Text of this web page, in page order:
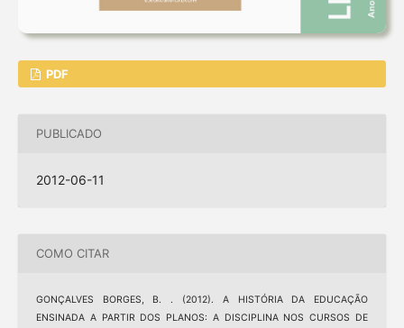
PDF
PUBLICADO
2012-06-11
COMO CITAR
GONÇALVES BORGES, B. . (2012). A HISTÓRIA DA EDUCAÇÃO
ENSINADA A PARTIR DOS PLANOS: A DISCIPLINA NOS CURSOS DE